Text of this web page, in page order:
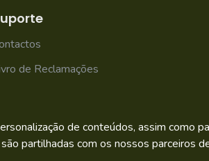
de Reclamações
de conteúdos, assim como
partilhadas com os nossos parceiros